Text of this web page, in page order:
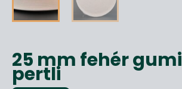
25 mm fehér gumi
pertli